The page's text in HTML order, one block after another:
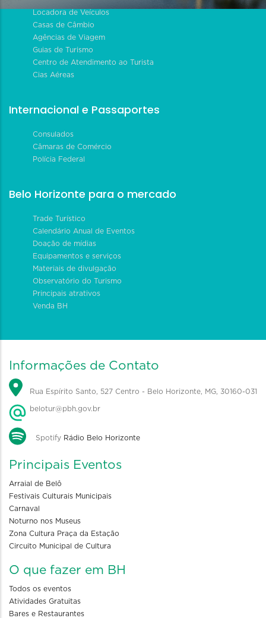
Locadora de Veículos
Casas de Câmbio
Agências de Viagem
Guias de Turismo
Centro de Atendimento ao Turista
Cias Aéreas
Internacional e Passaportes
Consulados
Câmaras de Comércio
Polícia Federal
Belo Horizonte para o mercado
Trade Turístico
Calendário Anual de Eventos
Doação de mídias
Equipamentos e serviços
Materiais de divulgação
Observatório do Turismo
Principais atrativos
Venda BH
Informações de Contato
Rua Espírito Santo, 527 Centro - Belo Horizonte, MG, 30160-031
belotur@pbh.gov.br
Spotify Rádio Belo Horizonte
Principais Eventos
Arraial de Belô
Festivais Culturais Municipais
Carnaval
Noturno nos Museus
Zona Cultura Praça da Estação
Circuito Municipal de Cultura
O que fazer em BH
Todos os eventos
Atividades Gratuitas
Bares e Restaurantes